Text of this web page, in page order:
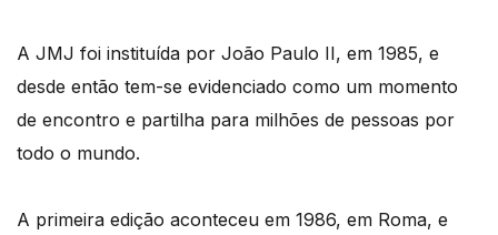
A JMJ foi instituída por João Paulo II, em 1985, e
desde então tem-se evidenciado como um momento
de encontro e partilha para milhões de pessoas por
todo o mundo.
A primeira edição aconteceu em 1986, em Roma, e